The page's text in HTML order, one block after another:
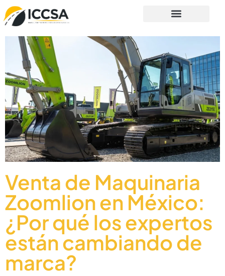
Venta de Maquinaria
Zoomlion en México:
¿Por qué los expertos
están cambiando de
marca?